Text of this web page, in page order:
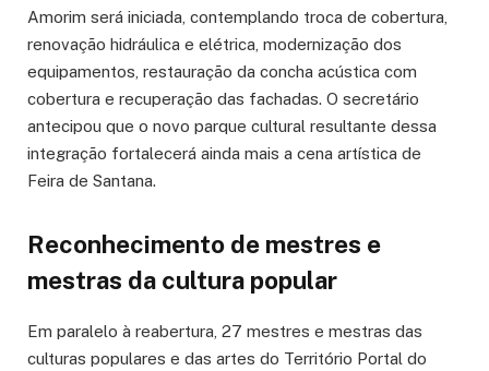
Amorim será iniciada, contemplando troca de cobertura,
renovação hidráulica e elétrica, modernização dos
equipamentos, restauração da concha acústica com
cobertura e recuperação das fachadas. O secretário
antecipou que o novo parque cultural resultante dessa
integração fortalecerá ainda mais a cena artística de
Feira de Santana.
Reconhecimento de mestres e
mestras da cultura popular
Em paralelo à reabertura, 27 mestres e mestras das
culturas populares e das artes do Território Portal do